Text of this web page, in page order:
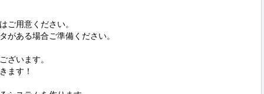
ご用意ください。
がある場合ご準備ください。
ざいます。
ます！